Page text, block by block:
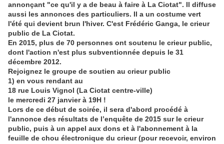
annonçant "ce qu'il y a de beau à faire à La Ciotat". Il diffuse
aussi les annonces des particuliers. Il a un costume vert
l'été qui devient brun l'hiver. C'est Frédéric Ganga, le crieur
public de La Ciotat.
En 2015, plus de 70 personnes ont soutenu le crieur public,
dont l'action n'est plus subventionnée depuis le 31
décembre 2012.
Rejoignez le groupe de soutien au crieur public
1) en vous rendant au
18 rue Louis Vignol (La Ciotat centre-ville)
le mercredi 27 janvier à 19H !
Lors de ce début de soirée, il sera d'abord procédé à
l'annonce des résultats de l’enquête de 2015 sur le crieur
public, puis à un appel aux dons et à l'abonnement à la
feuille de chou électronique du crieur (pour recevoir, environ